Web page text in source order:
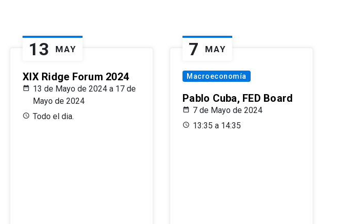
13 MAY
XIX Ridge Forum 2024
13 de Mayo de 2024 a 17 de
Mayo de 2024
Todo el dia.
7 MAY
Macroeconomía
Pablo Cuba, FED Board
7 de Mayo de 2024
13:35 a 14:35